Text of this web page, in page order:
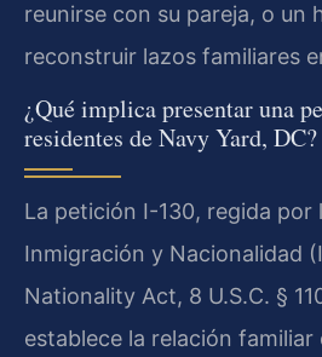
reunirse con su pareja, o un
reconstruir lazos familiares
¿Qué implica presentar una
residentes de Navy Yard, DC?
La petición I-130, regida por
Inmigración y Nacionalidad
Nationality Act, 8 U.S.C. §
establece la relación